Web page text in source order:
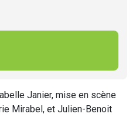
Janier, mise en scène
Mirabel, et Julien-Benoit